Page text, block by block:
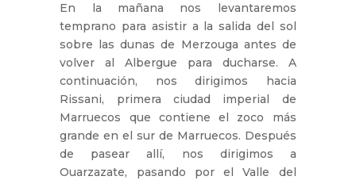
En la mañana nos levantaremos
temprano para asistir a la salida del sol
sobre las dunas de Merzouga antes de
volver al Albergue para ducharse. A
continuación, nos dirigimos hacia
Rissani, primera ciudad imperial de
Marruecos que contiene el zoco más
grande en el sur de Marruecos. Después
de pasear allí, nos dirigimos a
Ouarzazate, pasando por el Valle del